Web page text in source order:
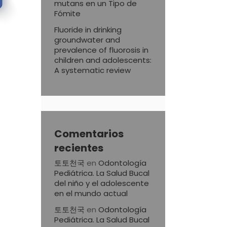
mutans en un Tipo de
Fómite
Fluoride in drinking
groundwater and
prevalence of fluorosis in
children and adolescents:
A systematic review
Comentarios
recientes
토토천국 en Odontología
Pediátrica. La Salud Bucal
del niño y el adolescente
en el mundo actual
토토천국 en Odontología
Pediátrica. La Salud Bucal